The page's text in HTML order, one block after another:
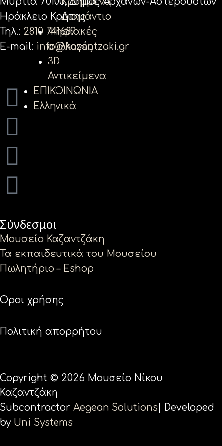
Διαμάντια
Ψηφιακές
συλλογές
3D
Αντικείμενα
ΕΠΙΚΟΙΝΩΝΙΑ
Ελληνικά
Ηράκλειο Κρήτης
Τηλ.: 2810 741689
E-mail: info@kazantzaki.gr
Σύνδεσμοι
Μουσείο Καζαντζάκη
Τα εκπαιδευτικά του Μουσείου
Πωλητήριο – Eshop
Όροι χρήσης
Πολιτική απορρήτου
Copyright © 2026 Μουσείο Νίκου
Καζαντζάκη
Subcontractor Aegean Solutions | Developed
by Uni Systems